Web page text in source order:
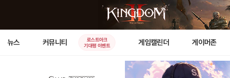
뉴스 커뮤니티
로스트아크
기대평 이벤트
게임캘린더 게이머존